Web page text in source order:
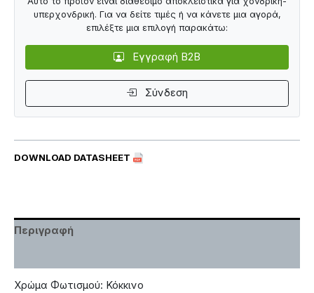
DOWNLOAD DATASHEET
υπερχονδρική. Για να δείτε τιμές ή να κάνετε μια αγορά,
επιλέξτε μια επιλογή παρακάτω:
Εγγραφή B2B
Σύνδεση
Περιγραφή
Χρώμα Φωτισμού: Κόκκινο